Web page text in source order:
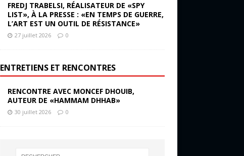
FREDJ TRABELSI, RÉALISATEUR DE «SPY
LIST», À LA PRESSE : «EN TEMPS DE GUERRE,
L’ART EST UN OUTIL DE RÉSISTANCE»
27 juillet 2026 0
ENTRETIENS ET RENCONTRES
RENCONTRE AVEC MONCEF DHOUIB,
AUTEUR DE «HAMMAM DHHAB»
30 juillet 2026 0